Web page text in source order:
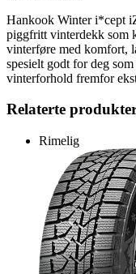
Hankook Winter i*cept
piggfritt vinterdekk som
vinterføre med komfort,
spesielt godt for deg
vinterforhold fremfor
Relaterte
Rimelig